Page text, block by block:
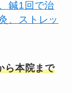
鍼1回で治
、ストレッ
ら本院まで